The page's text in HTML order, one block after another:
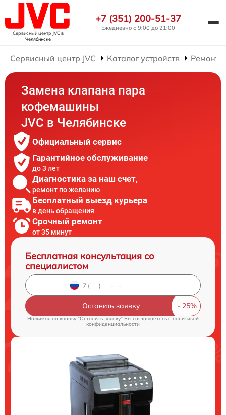
Сервисный центр JVCв
Челябинске
+7 (351) 200-51-37
Ежедневно с 9:00 до 21:00
Сервисный центр JVC Каталог устройств Ремонт
Замена клапана пара
кофемашины
JVC в Челябинске
Официальный сервис
Гарантийное обслуживание
до 3 лет
Диагностика за наш счет,
ремонт по желанию
Бесплатный выезд курьера
в день обращения
Срочный ремонт
от 35 минут
Бесплатная консультация со
специалистом
Оставить заявку
Нажимая на кнопку "Оставить заявку" Вы соглашаетесь cполитикой
конфиденциальности